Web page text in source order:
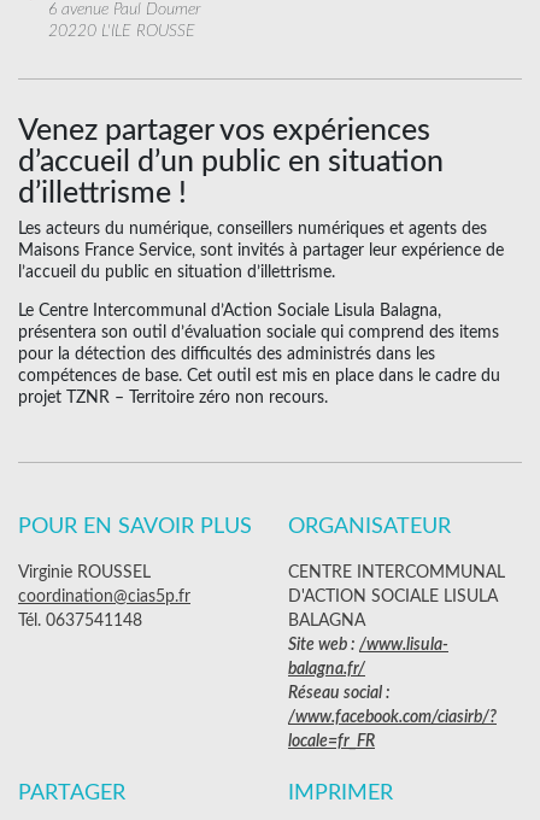
6 avenue Paul Doumer
20220 L'ILE ROUSSE
Venez partager vos expériences
d’accueil d’un public en situation
d’illettrisme !
Les acteurs du numérique, conseillers numériques et agents des
Maisons France Service, sont invités à partager leur expérience de
l’accueil du public en situation d’illettrisme.
Le Centre Intercommunal d’Action Sociale Lisula Balagna,
présentera son outil d’évaluation sociale qui comprend des items
pour la détection des difficultés des administrés dans les
compétences de base. Cet outil est mis en place dans le cadre du
projet TZNR – Territoire zéro non recours.
POUR EN SAVOIR PLUS
Virginie ROUSSEL
coordination@cias5p.fr
Tél. 0637541148
ORGANISATEUR
CENTRE INTERCOMMUNAL
D'ACTION SOCIALE LISULA
BALAGNA
Site web : /www.lisula-
balagna.fr/
Réseau social :
/www.facebook.com/ciasirb/?
locale=fr_FR
PARTAGER IMPRIMER